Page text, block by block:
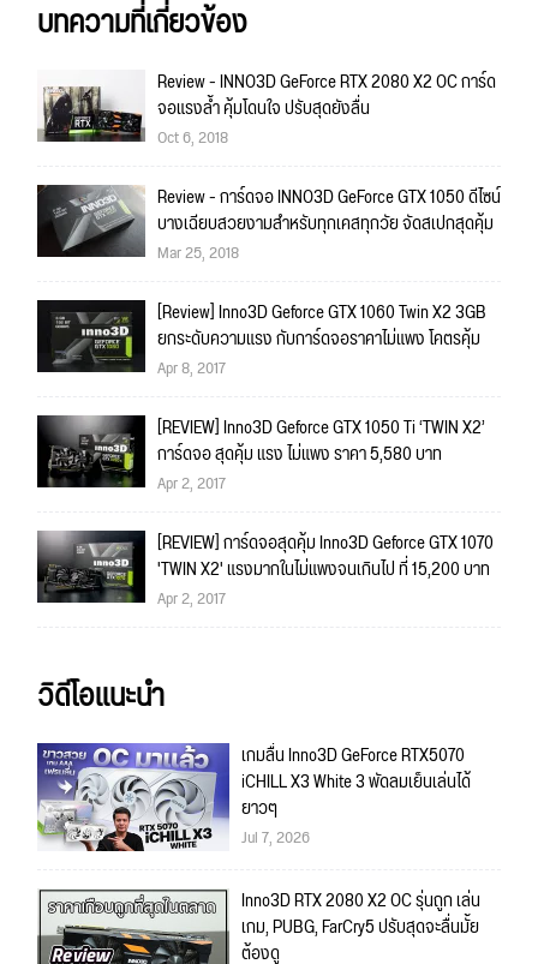
บทความที่เกี่ยวข้อง
Review - INNO3D GeForce RTX 2080 X2 OC การ์ด
จอแรงล้ำ คุ้มโดนใจ ปรับสุดยังลื่น
Oct 6, 2018
Review - การ์ดจอ INNO3D GeForce GTX 1050 ดีไซน์
บางเฉียบสวยงามสำหรับทุกเคสทุกวัย จัดสเปกสุดคุ้ม
Mar 25, 2018
[Review] Inno3D Geforce GTX 1060 Twin X2 3GB
ยกระดับความแรง กับการ์ดจอราคาไม่แพง โคตรคุ้ม
Apr 8, 2017
[REVIEW] Inno3D Geforce GTX 1050 Ti ‘TWIN X2’
การ์ดจอ สุดคุ้ม แรง ไม่แพง ราคา 5,580 บาท
Apr 2, 2017
[REVIEW] การ์ดจอสุดคุ้ม Inno3D Geforce GTX 1070
'TWIN X2' แรงมากในไม่แพงจนเกินไป ที่ 15,200 บาท
Apr 2, 2017
วิดีโอแนะนำ
เกมลื่น Inno3D GeForce RTX5070
iCHILL X3 White 3 พัดลมเย็นเล่นได้
ยาวๆ
Jul 7, 2026
Inno3D RTX 2080 X2 OC รุ่นถูก เล่น
เกม, PUBG, FarCry5 ปรับสุดจะลื่นมั้ย
ต้องดู